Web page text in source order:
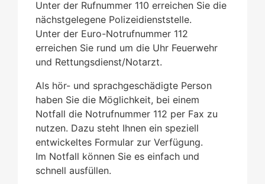
Unter der Rufnummer 110 erreichen Sie die
nächstgelegene Polizeidienststelle.
Unter der Euro-Notrufnummer 112
erreichen Sie rund um die Uhr Feuerwehr
und Rettungsdienst/Notarzt.
Als hör- und sprachgeschädigte Person
haben Sie die Möglichkeit, bei einem
Notfall die Notrufnummer 112 per Fax zu
nutzen. Dazu steht Ihnen ein speziell
entwickeltes Formular zur Verfügung.
Im Notfall können Sie es einfach und
schnell ausfüllen.